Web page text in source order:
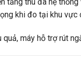
tảng thu đa hệ
khi đo tại khu
quả, máy hỗ trợ rút